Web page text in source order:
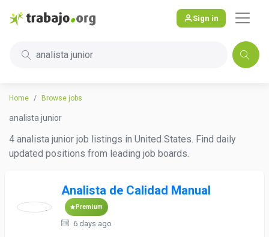
Sign in
analista junior
Home Browse jobs
analista junior
4 analista junior job listings in United States. Find daily
updated positions from leading job boards.
Analista de Calidad Manual
Premium
6 days ago